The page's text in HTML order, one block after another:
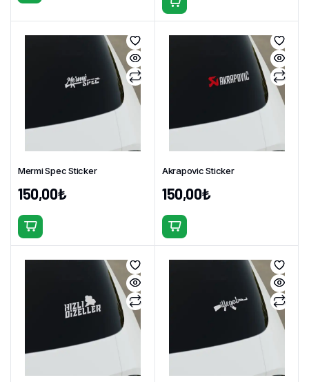
birden
sayfasından
seçilebilir
Bu
ürünün
varyasyonu
ürün
Mermi Spec Sticker
150,00₺
Bu
ürünün
varyasyonu
ürün
Akrapovic Sticker
150,00₺
Bu
ürünün
varyasyonu
ürün